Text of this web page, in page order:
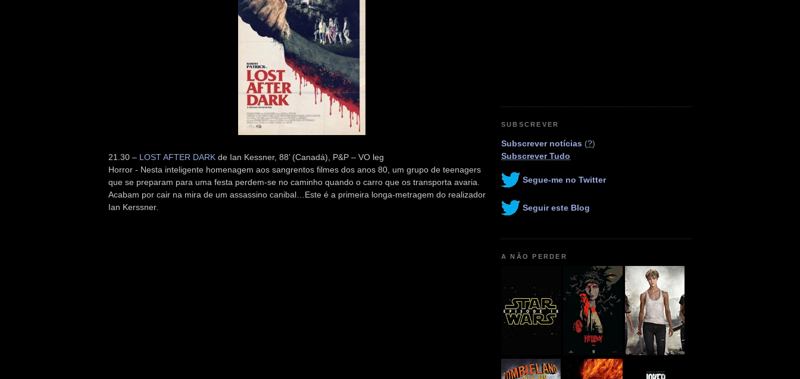
21.30 – LOST AFTER DARK de Ian Kessner, 88’ (Canadá), P&P – VO leg
Horror - Nesta inteligente homenagem aos sangrentos filmes dos anos 80, um grupo de teenagers
que se preparam para uma festa perdem-se no caminho quando o carro que os transporta avaria.
Acabam por cair na mira de um assassino canibal…Este é a primeira longa-metragem do realizador
Ian Kerssner.
SUBSCREVER
Subscrever notícias (?)
Subscrever Tudo
Segue-me no Twitter
Seguir este Blog
A NÃO PERDER